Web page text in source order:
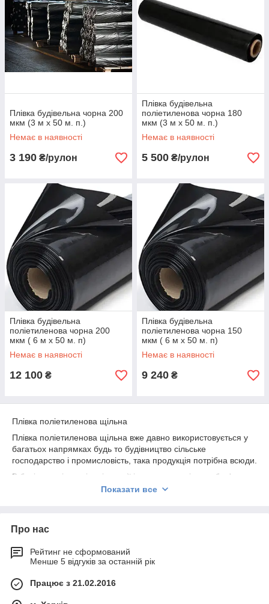
Плівка будівельна чорна 200
мкм (3 м х 50 м. п.)
Немає в наявності
3 190 ₴/рулон
Плівка будівельна
поліетиленова чорна 180
мкм (3 м х 50 м. п.)
Немає в наявності
5 500 ₴/рулон
Плівка будівельна
поліетиленова чорна 200
мкм ( 6 м х 50 м. п)
Немає в наявності
12 100 ₴
Плівка будівельна
поліетиленова чорна 150
мкм ( 6 м х 50 м. п)
Немає в наявності
9 240 ₴
Плівка поліетиленова щільна
Плівка поліетиленова щільна вже давно використовується у
багатьох напрямках будь то будівництво сільське
господарство і промисловість, така продукція потрібна всюди.
В будівництві для гідроізоляції і створення якісного бар'єру
від пилу, вологи і бруду допоможе плівка поліетиленова
іншої продукції просто необхідна плівка поліетиленова
У промисловості для надійної і якісної упаковки, групової
упаковки та фіксування товару на палетах підійде плівка
поліетиленова щільна.
Показати все
Про нас
Рейтинг не сформований
Менше 5 відгуків за останній рік
Працює з 21.02.2016